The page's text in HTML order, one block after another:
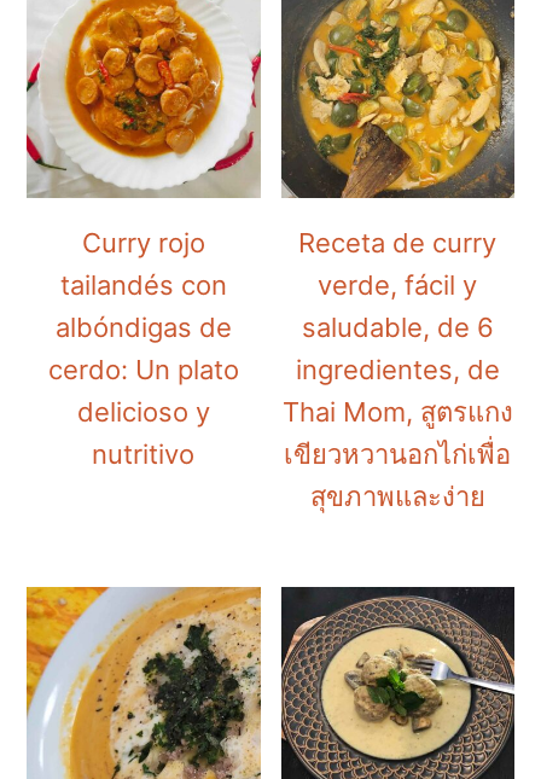
Curry rojo
tailandés con
albóndigas de
cerdo: Un plato
delicioso y
nutritivo
Receta de curry
verde, fácil y
saludable, de 6
ingredientes, de
Thai Mom, สูตรแกง
เขียวหวานอกไก่เพื่อ
สุขภาพและง่าย